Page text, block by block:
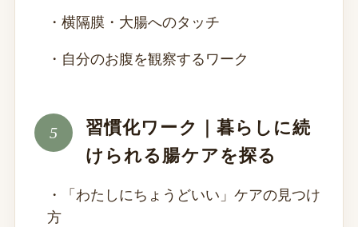
・横隔膜・大腸へのタッチ
・自分のお腹を観察するワーク
習慣化ワーク｜暮らしに続
けられる腸ケアを探る
・「わたしにちょうどいい」ケアの見つけ
方